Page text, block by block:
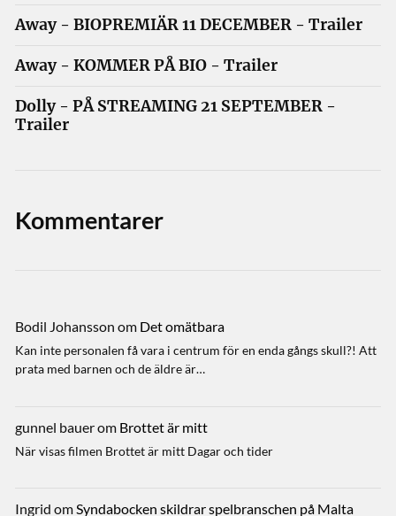
Away - BIOPREMIÄR 11 DECEMBER - Trailer
Away - KOMMER PÅ BIO - Trailer
Dolly - PÅ STREAMING 21 SEPTEMBER -
Trailer
Kommentarer
Bodil Johansson om Det omätbara
Kan inte personalen få vara i centrum för en enda gångs skull?! Att
prata med barnen och de äldre är…
gunnel bauerom Brottet är mitt
När visas filmen Brottet är mitt Dagar och tider
Ingrid omSyndabocken skildrar spelbranschen på Malta